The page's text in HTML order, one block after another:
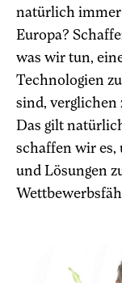
natürlich
Europa?
was wir tun,
Technologien
sind, verglichen
Das gilt
schaffen wir es,
und Lösungen